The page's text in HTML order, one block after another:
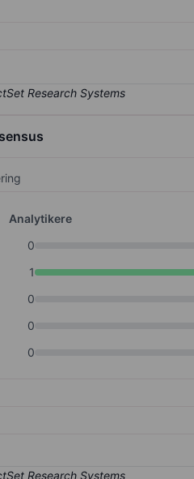
Analytikere
0
1
0
0
0